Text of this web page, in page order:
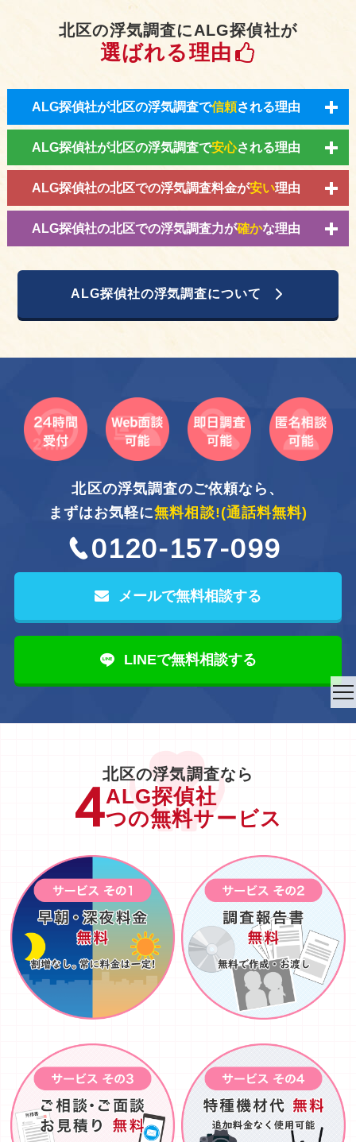
北区の浮気調査にALG探偵社が
選ばれる理由
ALG探偵社が北区の浮気調査で信頼される理由
ALG探偵社が北区の浮気調査で安心される理由
ALG探偵社の北区での浮気調査料金が安い理由
ALG探偵社の北区での浮気調査力が確かな理由
ALG探偵社の浮気調査について
北区の浮気調査のご依頼なら、
まずはお気軽に無料相談!(通話料無料)
0120-157-099
メールで無料相談する
LINEで無料相談する
北区の浮気調査なら
ALG探偵社
つの無料サービス